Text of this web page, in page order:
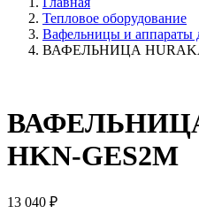
Тепловое оборудование
Вафельницы и аппараты
ВАФЕЛЬНИЦА
HKN-GES2M
13 040 ₽